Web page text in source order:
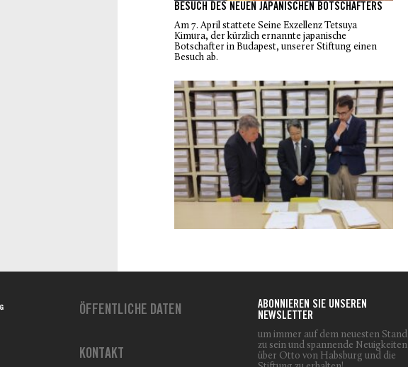
BESUCH DES NEUEN JAPANISCHEN BOTSCHAFTERS
Am 7. April stattete Seine Exzellenz Tetsuya
Kimura, der kürzlich ernannte japanische
Botschafter in Budapest, unserer Stiftung einen
Besuch ab.
ÖFFENTLICHE DATEN
KONTAKT
ABONNIEREN SIE UNSEREN
NEWSLETTER
um immer auf dem neuesten Stand
zu sein und spannende Neuigkeiten
über Otto von Habsburg und die